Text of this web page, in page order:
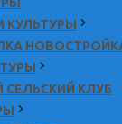
КУЛЬТУРЫ
КЛУБ